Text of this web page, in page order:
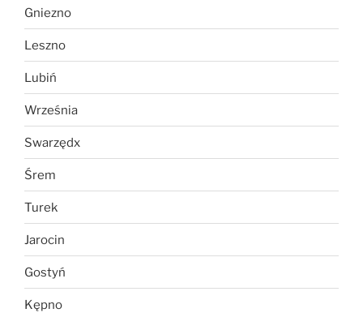
Gniezno
Leszno
Lubiń
Września
Swarzędx
Śrem
Turek
Jarocin
Gostyń
Kępno